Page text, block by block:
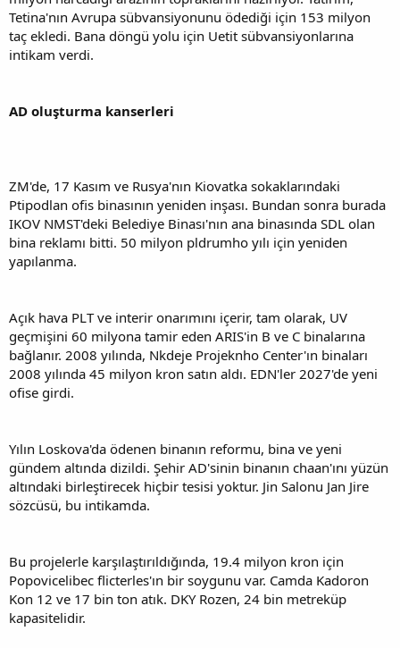
Tetina'nın Avrupa sübvansiyonunu ödediği için 153 milyon
taç ekledi. Bana döngü yolu için Uetit sübvansiyonlarına
intikam verdi.
AD oluşturma kanserleri
ZM'de, 17 Kasım ve Rusya'nın Kiovatka sokaklarındaki
Ptipodlan ofis binasının yeniden inşası. Bundan sonra burada
IKOV NMST'deki Belediye Binası'nın ana binasında SDL olan
bina reklamı bitti. 50 milyon pldrumho yılı için yeniden
yapılanma.
Açık hava PLT ve interir onarımını içerir, tam olarak, UV
geçmişini 60 milyona tamir eden ARIS'in B ve C binalarına
bağlanır. 2008 yılında, Nkdeje Projeknho Center'ın binaları
2008 yılında 45 milyon kron satın aldı. EDN'ler 2027'de yeni
ofise girdi.
Yılın Loskova'da ödenen binanın reformu, bina ve yeni
gündem altında dizildi. Şehir AD'sinin binanın chaan'ını yüzün
altındaki birleştirecek hiçbir tesisi yoktur. Jin Salonu Jan Jire
sözcüsü, bu intikamda.
Bu projelerle karşılaştırıldığında, 19.4 milyon kron için
Popovicelibec flicterles'ın bir soygunu var. Camda Kadoron
Kon 12 ve 17 bin ton atık. DKY Rozen, 24 bin metreküp
kapasitelidir.